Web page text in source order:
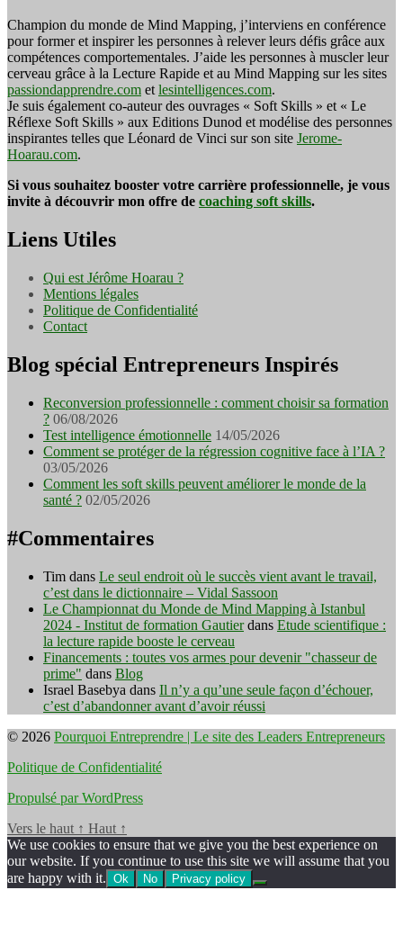
Champion du monde de Mind Mapping, j’interviens en conférence
pour former et inspirer les personnes à relever leurs défis grâce aux
compétences comportementales. J’aide les personnes à muscler leur
cerveau grâce à la Lecture Rapide et au Mind Mapping sur les sites
passiondapprendre.com et lesintelligences.com.
Je suis également co-auteur des ouvrages « Soft Skills » et « Le
Réflexe Soft Skills » aux Editions Dunod et modélise des personnes
inspirantes telles que Léonard de Vinci sur son site Jerome-
Hoarau.com.
Si vous souhaitez booster votre carrière professionnelle, je vous
invite à découvrir mon offre de coaching soft skills.
Liens Utiles
Qui est Jérôme Hoarau ?
Mentions légales
Politique de Confidentialité
Contact
Blog spécial Entrepreneurs Inspirés
Reconversion professionnelle : comment choisir sa formation
? 06/08/2026
Test intelligence émotionnelle 14/05/2026
Comment se protéger de la régression cognitive face à l’IA ?
03/05/2026
Comment les soft skills peuvent améliorer le monde de la
santé ? 02/05/2026
#Commentaires
Tim dans Le seul endroit où le succès vient avant le travail,
c’est dans le dictionnaire – Vidal Sassoon
Le Championnat du Monde de Mind Mapping à Istanbul
2024 - Institut de formation Gautierdans Etude scientifique :
la lecture rapide booste le cerveau
Financements : toutes vos armes pour devenir "chasseur de
prime" dans Blog
Israel Basebya dans Il n’y a qu’une seule façon d’échouer,
c’est d’abandonner avant d’avoir réussi
© 2026 Pourquoi Entreprendre | Le site des Leaders Entrepreneurs
Politique de Confidentialité
Propulsé par WordPress
Vers le haut ↑ Haut ↑
We use cookies to ensure that we give you the best experience on
our website. If you continue to use this site we will assume that you
are happy with it. Ok No Privacy policy